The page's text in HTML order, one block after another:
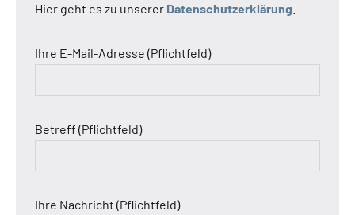
Hier geht es zu unserer Datenschutzerklärung
Ihre E-Mail-Adresse (Pflichtfeld)
Betreff (Pflichtfeld)
Ihre Nachricht (Pflichtfeld)